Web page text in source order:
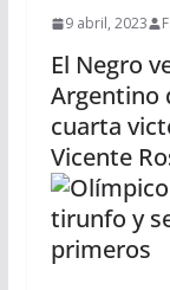
9 abril, 2023
El Negro
Argentino
cuarta
Vicente